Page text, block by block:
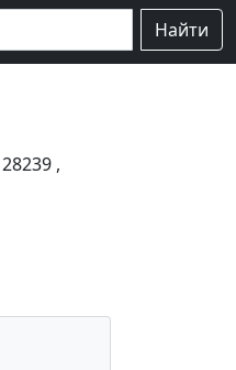
Найти
,